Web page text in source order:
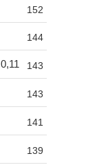
152
144
0,11 143
143
141
139